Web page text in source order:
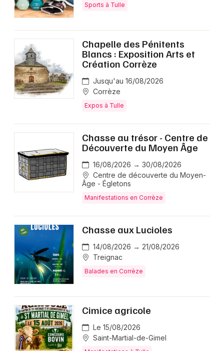
Sports à Tulle
Chapelle des Pénitents
Blancs : Exposition Arts et
Création Corrèze
Jusqu'au 16/08/2026
Corrèze
Expos à Tulle
Chasse au trésor - Centre de
Découverte du Moyen Âge
16/08/2026 → 30/08/2026
Centre de découverte du Moyen-
Âge - Égletons
Manifestations en Corrèze
Chasse aux Lucioles
14/08/2026 → 21/08/2026
Treignac
Balades en Corrèze
Cimice agricole
Le 15/08/2026
Saint-Martial-de-Gimel